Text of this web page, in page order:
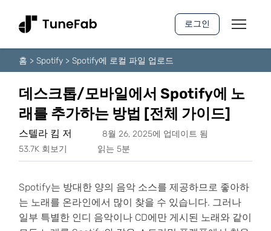
로그인
홈 > Spotify > Spotify에 로컬 파일 업로드
데스크톱/모바일에서 Spotify에 노
래를 추가하는 방법 [전체 가이드]
스텔라 킴 저
8월 26, 2025에 업데이트 됨
53.7K 회보기
읽는 5분
Spotify는 방대한 양의 음악 소스를 제공하므로 좋아하
는 노래를 온라인에서 많이 찾을 수 있습니다. 그러나
일부 특별한 인디 음악이나 CD에만 게시된 노래와 같이